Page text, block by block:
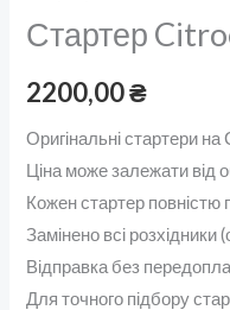
Стартер
2200,00₴
Оригінальні стартери на
Ціна може залежати від
Кожен стартер повністю
Замінено всі розхідники
Відправка без
Для точного підбору